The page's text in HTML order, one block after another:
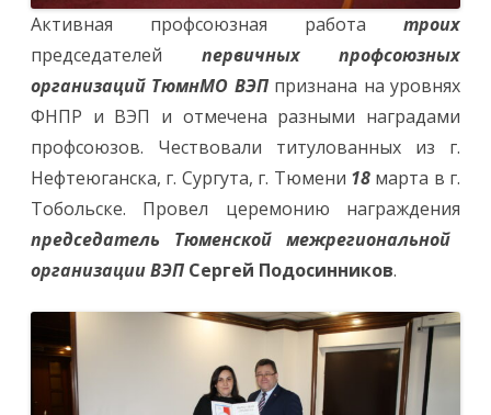
Активная профсоюзная работа троих
председателей первичных профсоюзных
организаций ТюмнМО ВЭПпризнана на уровнях
ФНПР и ВЭП и отмечена разными наградами
профсоюзов. Чествовали титулованных из г.
Нефтеюганска, г. Сургута, г. Тюмени 18марта в г.
Тобольске. Провел церемонию награждения
председатель Тюменской межрегиональной
организации ВЭП Сергей Подосинников.